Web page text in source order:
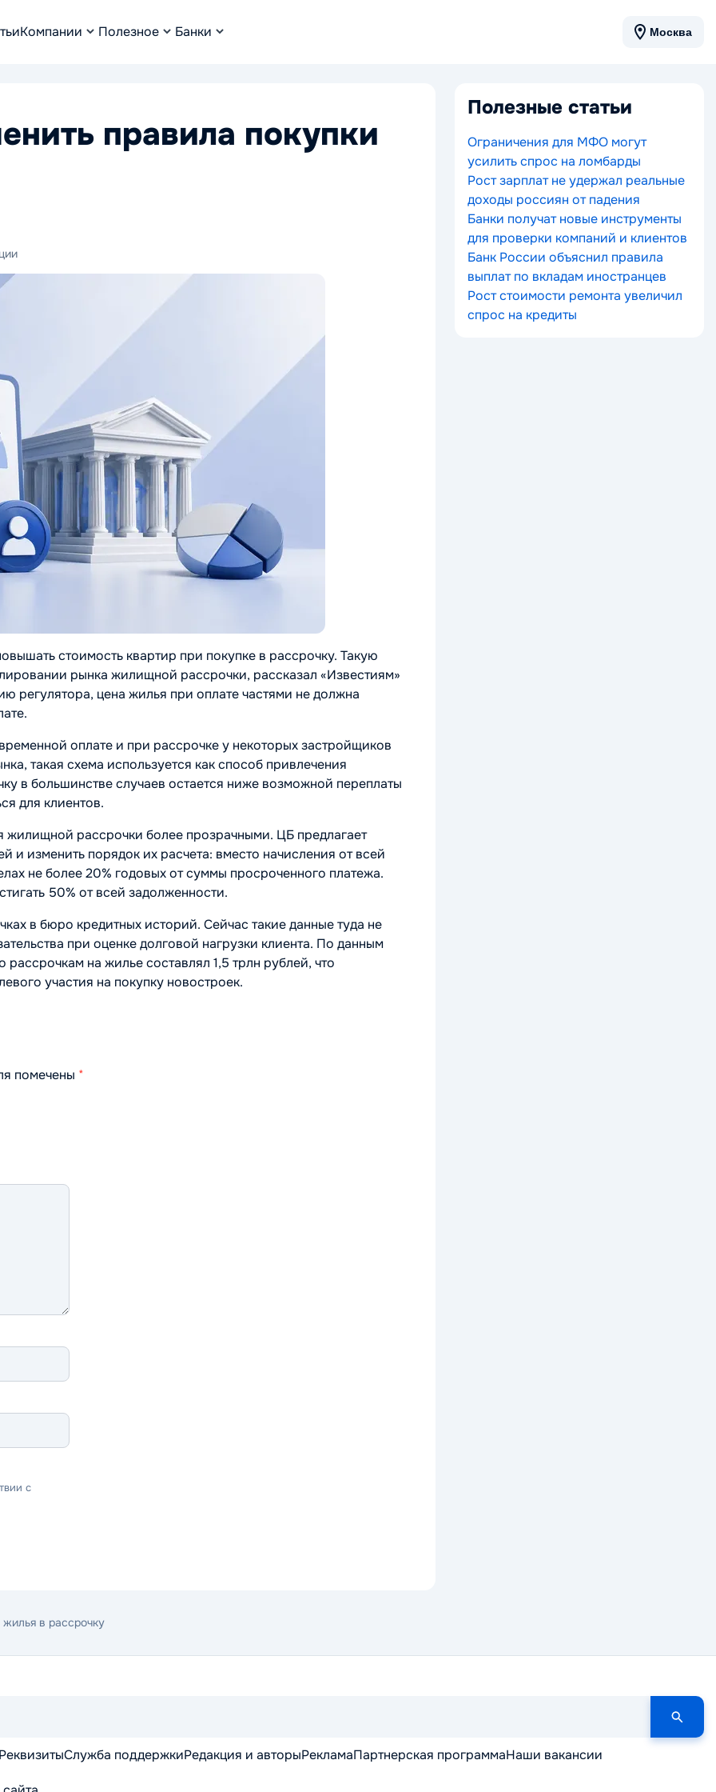
Компании Полезное Банки Москва
правила покупки
стоимость квартир при покупке в рассрочку. Такую
рынка жилищной рассрочки, рассказал «Известиям»
цена жилья при оплате частями не должна
оплате и при рассрочке у некоторых застройщиков
такая схема используется как способ привлечения
в большинстве случаев остается ниже возможной переплаты
для клиентов.
жилищной рассрочки более прозрачными. ЦБ предлагает
и изменить порядок их расчета: вместо начисления от всей
не более 20% годовых от суммы просроченного платежа.
50% от всей задолженности.
в бюро кредитных историй. Сейчас такие данные туда не
при оценке долговой нагрузки клиента. По данным
на жилье составлял 1,5 трлн рублей, что
участия на покупку новостроек.
помечены *
с
Полезные статьи
Ограничения для МФО могут
усилить спрос на ломбарды
Рост зарплат не удержал реальные
доходы россиян от падения
Банки получат новые инструменты
для проверки компаний и клиентов
Банк России объяснил правила
выплат по вкладам иностранцев
Рост стоимости ремонта увеличил
спрос на кредиты
в рассрочку
РеквизитыСлужба поддержкиРедакция и авторыРекламаПартнерская программаНаши вакансии